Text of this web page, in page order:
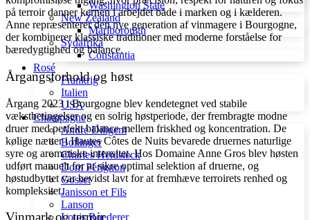
Washington State
New Zealand
Marlborough
Sydafrika
Constantia
Rosé
Frankrig
Italien
USA
Champagne
André Diligent
Bollinger
Charles Heidsieck
Dom Pérignon
Gosset
Janisson et Fils
Lanson
Louis Roederer
på terroir danner kernen i arbejdet både i marken og i kælderen.
Anne repræsenterer den nye generation af vinmagere i Bourgogne,
der kombinerer klassiske traditioner med moderne forståelse for
bæredygtighed og balance.
Årgangsforhold og høst
Årgang 2023 i Bourgogne blev kendetegnet ved stabile
vækstbetingelser og en solrig høstperiode, der frembragte modne
druer med perfekt balance mellem friskhed og koncentration. De
kølige nætter i Hautes Côtes de Nuits bevarede druernes naturlige
syre og aromatiske intensitet. Hos Domaine Anne Gros blev høsten
udført manuelt for at sikre optimal selektion af druerne, og
høstudbyttet var bevidst lavt for at fremhæve terroirets renhed og
kompleksitet.
Vinmark og terroir